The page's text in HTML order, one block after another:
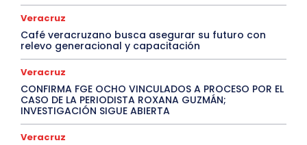
Veracruz
Café veracruzano busca asegurar su futuro con
relevo generacional y capacitación
Veracruz
CONFIRMA FGE OCHO VINCULADOS A PROCESO POR EL
CASO DE LA PERIODISTA ROXANA GUZMÁN;
INVESTIGACIÓN SIGUE ABIERTA
Veracruz